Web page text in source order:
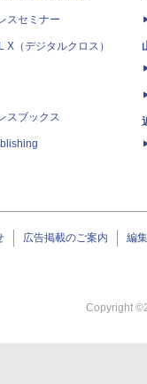
スセミナー
X（デジタルクロス）
スブックス
広告掲載のご案内 編
Copyright ©